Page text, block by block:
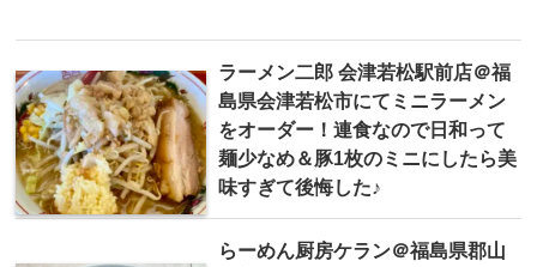
ラーメン二郎 会津若松駅前店＠福
島県会津若松市にてミニラーメン
をオーダー！連食なので日和って
麺少なめ＆豚1枚のミニにしたら美
味すぎて後悔した♪
らーめん厨房ケラン＠福島県郡山